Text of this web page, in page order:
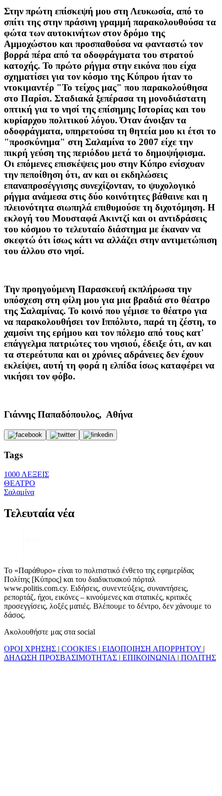
Στην πρώτη επίσκεψή μου στη Λευκωσία, από το
σπίτι της στην πράσινη γραμμή παρακολουθούσα τα
φώτα των αυτοκινήτων στον δρόμο της
Αμμοχώστου και προσπαθούσα να φανταστώ τον
βορρά πέρα από τα οδοφράγματα του στρατού
κατοχής. Το πρώτο ρήγμα στην εικόνα που είχα
σχηματίσει για τον κόσμο της Κύπρου ήταν το
ντοκιμαντέρ "Το τείχος μας" που παρακολούθησα
στο Παρίσι. Σταδιακά ξεπέρασα τη μονοδιάστατη
οπτική για το νησί της επίσημης Ιστορίας και του
κυρίαρχου πολιτικού λόγου. Όταν άνοιξαν τα
οδοφράγματα, υπηρετούσα τη θητεία μου κι έτσι το
"προσκύνημα" στη Σαλαμίνα το 2007 είχε την
πικρή γεύση της περιόδου μετά το δημοψήφισμα.
Οι επόμενες επισκέψεις μου στην Κύπρο ενίσχυαν
την πεποίθηση ότι, αν και οι εκδηλώσεις
επαναπροσέγγισης συνεχίζονταν, το ψυχολογικό
ρήγμα ανάμεσα στις δύο κοινότητες βάθαινε και η
πλειονότητα σιωπηλά επιθυμούσε τη διχοτόμηση. Η
εκλογή του Μουσταφά Ακιντζί και οι αντιδράσεις
του κόσμου το τελευταίο διάστημα με έκαναν να
σκεφτώ ότι ίσως κάτι να αλλάζει στην αντιμετώπιση
του άλλου στο νησί.
Την προηγούμενη Παρασκευή εκπλήρωσα την
υπόσχεση στη φίλη μου για μια βραδιά στο θέατρο
της Σαλαμίνας. Το κοινό που γέμισε το θέατρο για
να παρακολουθήσει τον Ιππόλυτο, παρά τη ζέστη, το
χαμσίνι της ερήμου και τον πόλεμο από τους κατ'
επάγγελμα πατριώτες του νησιού, έδειξε ότι, αν και
τα στερεότυπα και οι χρόνιες αδράνειες δεν έχουν
εκλείψει, αυτή τη φορά η ελπίδα ίσως καταφέρει να
νικήσει τον φόβο.
Γιάννης Παπαδόπουλος, Αθήνα
Tags
1000 ΛΕΞΕΙΣ
ΘΕΑΤΡΟ
Σαλαμίνα
Τελευταία νέα
Το «Παράθυρο» είναι το πολιτιστικό ένθετο της εφημερίδας
Πολίτης [Κύπρος] και του διαδικτυακού πόρταλ
www.politis.com.cy. Ειδήσεις, συνεντεύξεις, συναντήσεις,
ρεπορτάζ, ήχοι, εικόνες – κινούμενες και στατικές, κριτικές
προσεγγίσεις, λοξές ματιές. Βλέπουμε το δέντρο, δεν χάνουμε το
δάσος.
Ακολουθήστε μας στα social
ΟΡΟΙ ΧΡΗΣΗΣ | COOKIES | ΕΙΔΟΠΟΙΗΣΗ ΑΠΟΡΡΗΤΟΥ |
ΔΗΛΩΣΗ ΠΡΟΣΒΑΣΙΜΟΤΗΤΑΣ | ΕΠΙΚΟΙΝΩΝΙΑ | ΠΟΛΙΤΗΣ